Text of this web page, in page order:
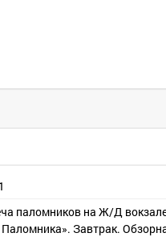
паломников на Ж/Д
Завтрак.